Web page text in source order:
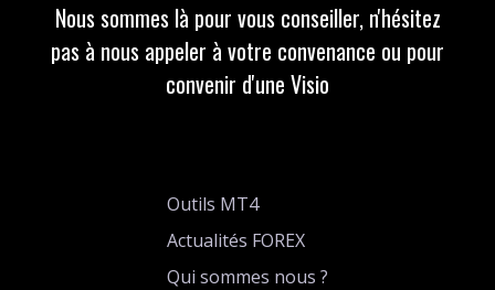
Nous sommes là pour vous conseiller, n'hésitez
pas à nous appeler à votre convenance ou pour
convenir d'une Visio
Outils MT4
Actualités FOREX
Qui sommes nous ?